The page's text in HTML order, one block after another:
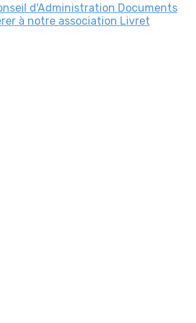
d'Administration Documents
à notre association Livret